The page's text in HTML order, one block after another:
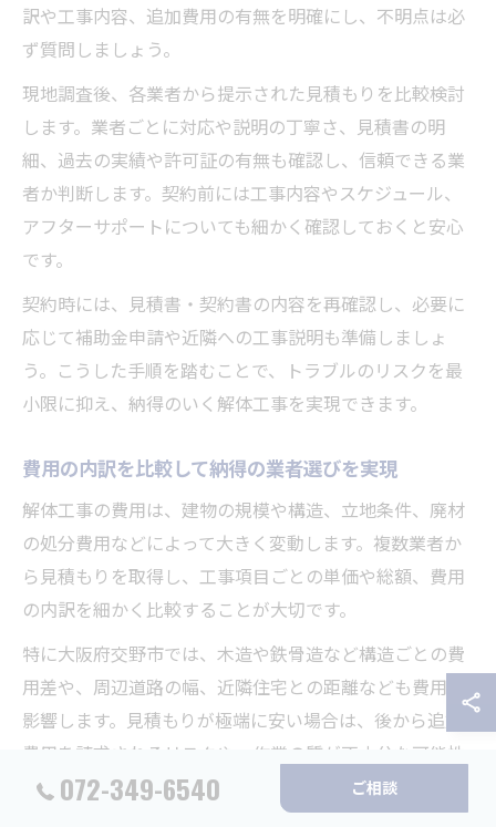
訳や工事内容、追加費用の有無を明確にし、不明点は必
ず質問しましょう。
現地調査後、各業者から提示された見積もりを比較検討
します。業者ごとに対応や説明の丁寧さ、見積書の明
細、過去の実績や許可証の有無も確認し、信頼できる業
者か判断します。契約前には工事内容やスケジュール、
アフターサポートについても細かく確認しておくと安心
です。
契約時には、見積書・契約書の内容を再確認し、必要に
応じて補助金申請や近隣への工事説明も準備しましょ
う。こうした手順を踏むことで、トラブルのリスクを最
小限に抑え、納得のいく解体工事を実現できます。
費用の内訳を比較して納得の業者選びを実現
解体工事の費用は、建物の規模や構造、立地条件、廃材
の処分費用などによって大きく変動します。複数業者か
ら見積もりを取得し、工事項目ごとの単価や総額、費用
の内訳を細かく比較することが大切です。
特に大阪府交野市では、木造や鉄骨造など構造ごとの費
用差や、周辺道路の幅、近隣住宅との距離なども費用に
影響します。見積もりが極端に安い場合は、後から追加
費用を請求されるリスクや、作業の質が不十分な可能性
もあるため注意しましょう。
072-349-6540 ご相談